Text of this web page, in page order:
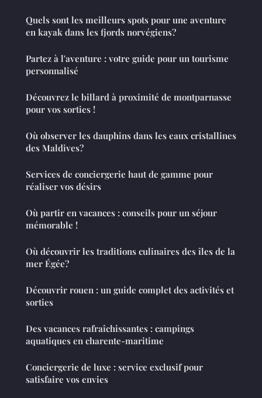
Quels sont les meilleurs spots pour une aventure
en kayak dans les fjords norvégiens?
Partez à l'aventure : votre guide pour un tourisme
personnalisé
Découvrez le billard à proximité de montparnasse
pour vos sorties !
Où observer les dauphins dans les eaux cristallines
des Maldives?
Services de conciergerie haut de gamme pour
réaliser vos désirs
Où partir en vacances : conseils pour un séjour
mémorable !
Où découvrir les traditions culinaires des îles de la
mer Égée?
Découvrir rouen : un guide complet des activités et
sorties
Des vacances rafraîchissantes : campings
aquatiques en charente-maritime
Conciergerie de luxe : service exclusif pour
satisfaire vos envies